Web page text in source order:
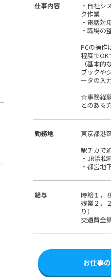
仕事内容
・自社シ
ク作業
・電話対
・職場の
PCの操作
程度でOK
（基本的
ブックや
ータの入
☆事務経
とのある
勤務地
東京都港
駅チカで
・JR浜松
・都営地
給与
時給１，
残業２，
り）
交通費全
お仕事